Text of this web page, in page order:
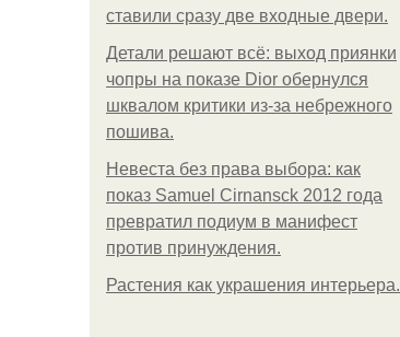
ставили сразу две входные двери.
Детали решают всё: выход приянки
чопры на показе Dior обернулся
шквалом критики из-за небрежного
пошива.
Невеста без права выбора: как
показ Samuel Cirnansck 2012 года
превратил подиум в манифест
против принуждения.
Растения как украшения интерьера.